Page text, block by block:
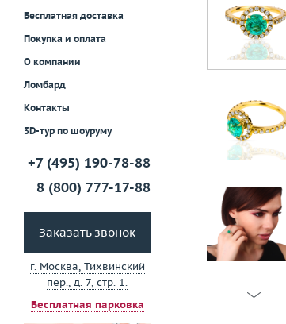
Бесплатная доставка
Покупка и оплата
О компании
Ломбард
Контакты
3D-тур по шоуруму
+7 (495) 190-78-88
8 (800) 777-17-88
Заказать звонок
г. Москва, Тихвинский
пер., д. 7, стр. 1.
Бесплатная парковка